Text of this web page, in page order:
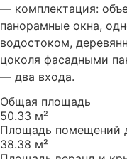
— комплектация:
панорамные окна,
водостоком,
цоколя фасадными
— два входа.
Общая площадь
50.33 м²
Площадь помещений
38.38 м²